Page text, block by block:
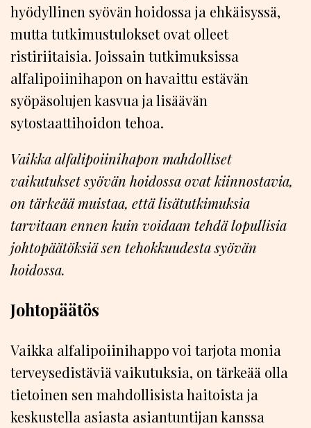
hyödyllinen syövän hoidossa ja ehkäisyssä,
mutta tutkimustulokset ovat olleet
ristiriitaisia. Joissain tutkimuksissa
alfalipoiinihapon on havaittu estävän
syöpäsolujen kasvua ja lisäävän
sytostaattihoidon tehoa.
Vaikka alfalipoiinihapon mahdolliset
vaikutukset syövän hoidossa ovat kiinnostavia,
on tärkeää muistaa, että lisätutkimuksia
tarvitaan ennen kuin voidaan tehdä lopullisia
johtopäätöksiä sen tehokkuudesta syövän
hoidossa.
Johtopäätös
Vaikka alfalipoiinihappo voi tarjota monia
terveysedistäviä vaikutuksia, on tärkeää olla
tietoinen sen mahdollisista haitoista ja
keskustella asiasta asiantuntijan kanssa